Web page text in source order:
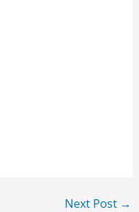
Next Post →